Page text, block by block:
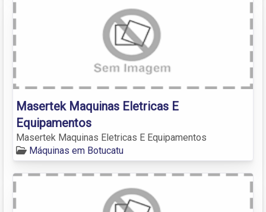
Masertek Maquinas Eletricas E
Equipamentos
Masertek Maquinas Eletricas E Equipamentos
Máquinas em Botucatu